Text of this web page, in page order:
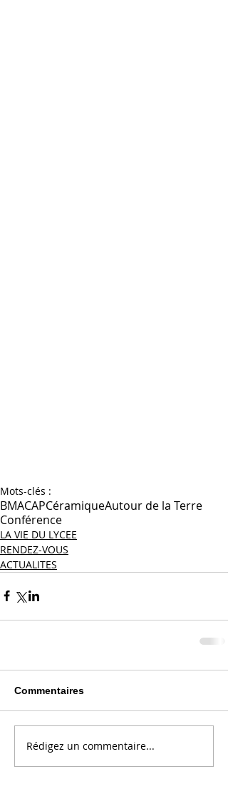
Mots-clés :
BMACAPCéramiqueAutour de la Terre
Conférence
LA VIE DU LYCEE
RENDEZ-VOUS
ACTUALITES
Commentaires
Rédigez un commentaire...